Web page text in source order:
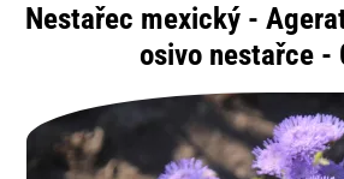
Nestařec mexický -
osivo nestařce -